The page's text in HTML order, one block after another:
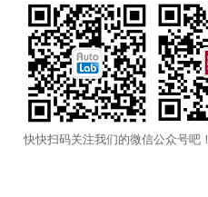
快快扫码关注我们的微信公众号吧！